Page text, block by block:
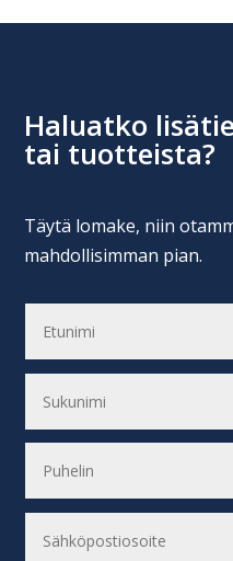
Haluatko
tai tuotteista?
Täytä lomake, niin
mahdollisimman pian.